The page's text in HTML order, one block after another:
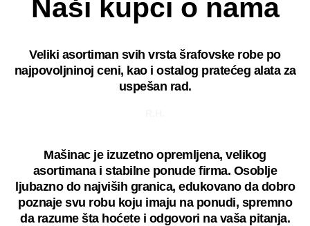
Naši kupci o nama
Veliki asortiman svih vrsta šrafovske robe po
najpovoljninoj ceni, kao i ostalog pratećeg alata za
uspešan rad.
Mašinac je izuzetno opremljena, velikog
asortimana i stabilne ponude firma. Osoblje
ljubazno do najviših granica, edukovano da dobro
poznaje svu robu koju imaju na ponudi, spremno
da razume šta hoćete i odgovori na vaša pitanja.